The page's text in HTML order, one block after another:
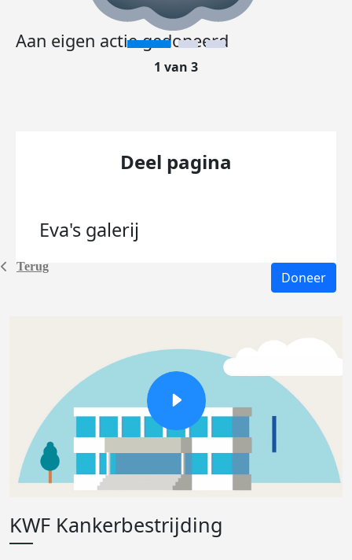
Terug
Aan eigen actie gedoneerd
1 van 3
Deel pagina
Eva's galerij
Doneer
KWF Kankerbestrijding